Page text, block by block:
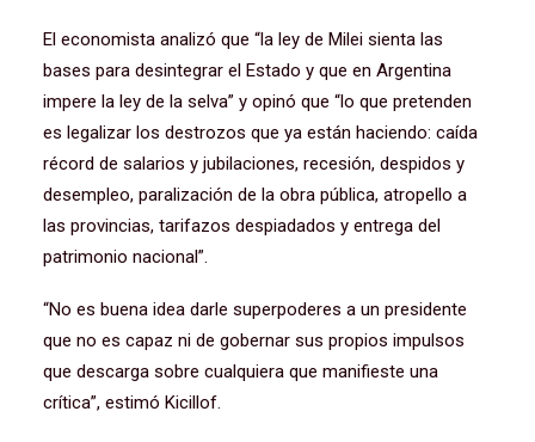
El economista analizó que “la ley de Milei sienta las
bases para desintegrar el Estado y que en Argentina
impere la ley de la selva” y opinó que “lo que pretenden
es legalizar los destrozos que ya están haciendo: caída
récord de salarios y jubilaciones, recesión, despidos y
desempleo, paralización de la obra pública, atropello a
las provincias, tarifazos despiadados y entrega del
patrimonio nacional”.
“No es buena idea darle superpoderes a un presidente
que no es capaz ni de gobernar sus propios impulsos
que descarga sobre cualquiera que manifieste una
crítica”, estimó Kicillof.